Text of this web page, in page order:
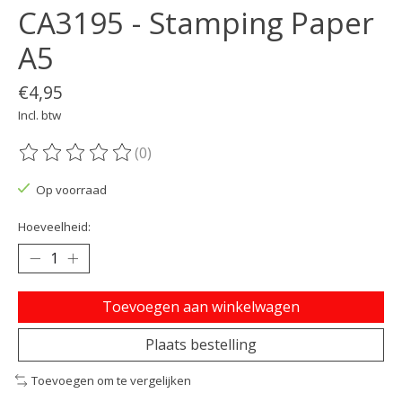
CA3195 - Stamping Paper
A5
€4,95
Incl. btw
De beoordeling van dit product is
(0)
Op voorraad
Hoeveelheid:
Toevoegen aan winkelwagen
Plaats bestelling
Toevoegen om te vergelijken